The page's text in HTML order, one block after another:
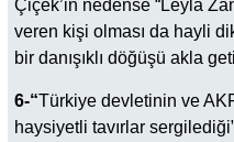
Çiçek’in nedense “Leyla
veren kişi olması da hayli
bir danışıklı döğüşü akla
6-“Türkiye devletinin ve
haysiyetli tavırlar